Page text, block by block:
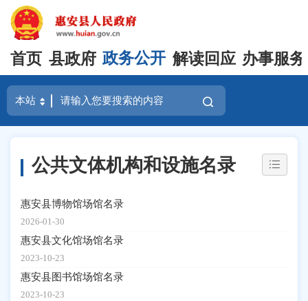
首页 县政府 政务公开 解读回应 办事服务
公共文体机构和设施名录
惠安县博物馆场馆名录
2026-01-30
惠安县文化馆场馆名录
2023-10-23
惠安县图书馆场馆名录
2023-10-23